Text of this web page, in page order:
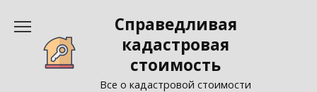
содержанию
Справедливая
кадастровая
стоимость
Все о кадастровой стоимости